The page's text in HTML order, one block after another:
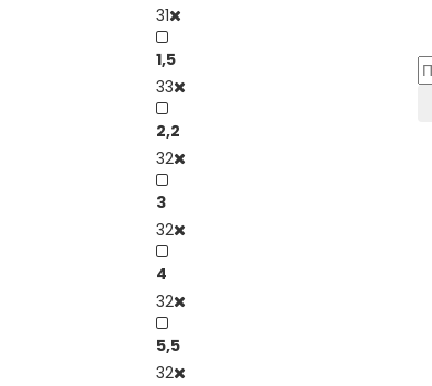
31
1,5
33
2,2
32
3
32
4
32
5,5
32